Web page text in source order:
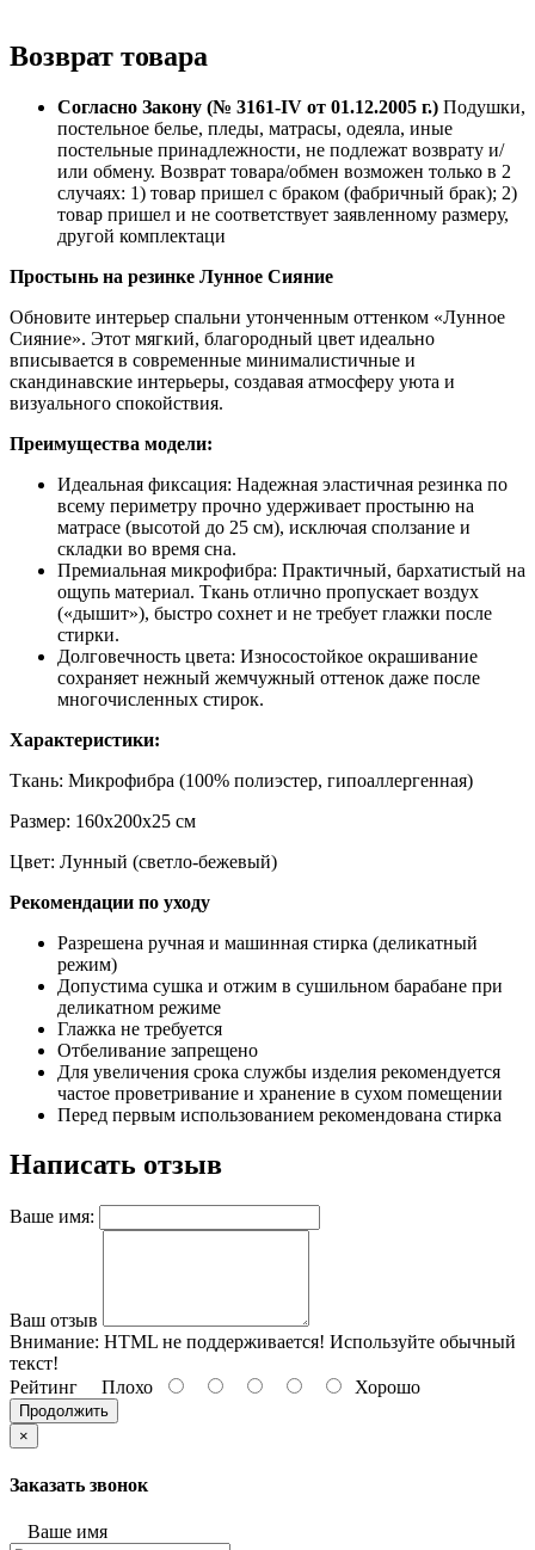
Возврат товара
Согласно Закону (№ 3161-IV от 01.12.2005 г.) Подушки,
постельное белье, пледы, матрасы, одеяла, иные
постельные принадлежности, не подлежат возврату и/
или обмену. Возврат товара/обмен возможен только в 2
случаях: 1) товар пришел с браком (фабричный брак); 2)
товар пришел и не соответствует заявленному размеру,
другой комплектаци
Простынь на резинке Лунное Сияние
Обновите интерьер спальни утонченным оттенком «Лунное
Сияние». Этот мягкий, благородный цвет идеально
вписывается в современные минималистичные и
скандинавские интерьеры, создавая атмосферу уюта и
визуального спокойствия.
Преимущества модели:
Идеальная фиксация: Надежная эластичная резинка по
всему периметру прочно удерживает простыню на
матрасе (высотой до 25 см), исключая сползание и
складки во время сна.
Премиальная микрофибра: Практичный, бархатистый на
ощупь материал. Ткань отлично пропускает воздух
(«дышит»), быстро сохнет и не требует глажки после
стирки.
Долговечность цвета: Износостойкое окрашивание
сохраняет нежный жемчужный оттенок даже после
многочисленных стирок.
Характеристики:
Ткань: Микрофибра (100% полиэстер, гипоаллергенная)
Размер: 160х200х25 см
Цвет: Лунный (светло-бежевый)
Рекомендации по уходу
Разрешена ручная и машинная стирка (деликатный
режим)
Допустима сушка и отжим в сушильном барабане при
деликатном режиме
Глажка не требуется
Отбеливание запрещено
Для увеличения срока службы изделия рекомендуется
частое проветривание и хранение в сухом помещении
Перед первым использованием рекомендована стирка
Написать отзыв
Ваше имя:
Ваш отзыв
Внимание: HTML не поддерживается! Используйте обычный
текст!
Рейтинг Плохо Хорошо
Продолжить
×
Заказать звонок
Ваше имя